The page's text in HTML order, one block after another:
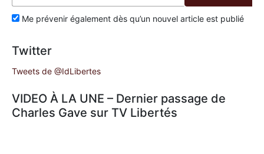
Me prévenir également dès qu’un nouvel article est publié
Twitter
Tweets de @IdLibertes
VIDEO À LA UNE – Dernier passage de
Charles Gave sur TV Libertés